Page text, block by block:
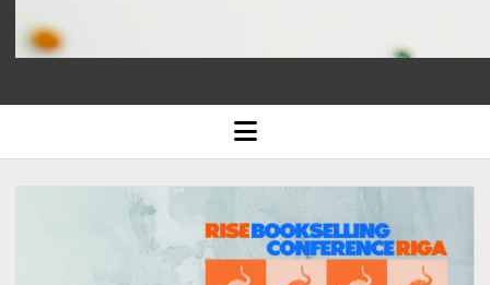
open
menu